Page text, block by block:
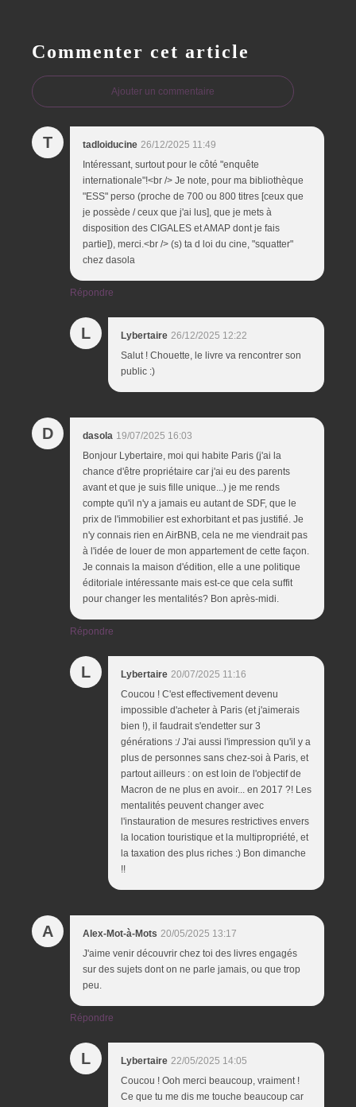
Commenter cet article
Ajouter un commentaire
T tadloiducine 26/12/2025 11:49
Intéressant, surtout pour le côté "enquête
internationale"!<br /> Je note, pour ma bibliothèque
"ESS" perso (proche de 700 ou 800 titres [ceux que
je possède / ceux que j'ai lus], que je mets à
disposition des CIGALES et AMAP dont je fais
partie]), merci.<br /> (s) ta d loi du cine, "squatter"
chez dasola
Répondre
L Lybertaire 26/12/2025 12:22
Salut ! Chouette, le livre va rencontrer son
public :)
D dasola 19/07/2025 16:03
Bonjour Lybertaire, moi qui habite Paris (j'ai la
chance d'être propriétaire car j'ai eu des parents
avant et que je suis fille unique...) je me rends
compte qu'il n'y a jamais eu autant de SDF, que le
prix de l'immobilier est exhorbitant et pas justifié. Je
n'y connais rien en AirBNB, cela ne me viendrait pas
à l'idée de louer de mon appartement de cette façon.
Je connais la maison d'édition, elle a une politique
éditoriale intéressante mais est-ce que cela suffit
pour changer les mentalités? Bon après-midi.
Répondre
L Lybertaire 20/07/2025 11:16
Coucou ! C'est effectivement devenu
impossible d'acheter à Paris (et j'aimerais
bien !), il faudrait s'endetter sur 3
générations :/ J'ai aussi l'impression qu'il y a
plus de personnes sans chez-soi à Paris, et
partout ailleurs : on est loin de l'objectif de
Macron de ne plus en avoir... en 2017 ?! Les
mentalités peuvent changer avec
l'instauration de mesures restrictives envers
la location touristique et la multipropriété, et
la taxation des plus riches :) Bon dimanche
!!
A Alex-Mot-à-Mots 20/05/2025 13:17
J'aime venir découvrir chez toi des livres engagés
sur des sujets dont on ne parle jamais, ou que trop
peu.
Répondre
L Lybertaire 22/05/2025 14:05
Coucou ! Ooh merci beaucoup, vraiment !
Ce que tu me dis me touche beaucoup car